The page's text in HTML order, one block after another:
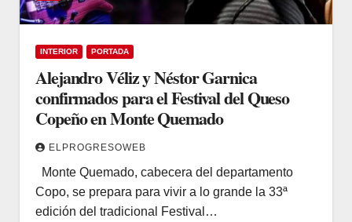
INTERIOR PORTADA
Alejandro Véliz y Néstor Garnica
confirmados para el Festival del Queso
Copeño en Monte Quemado
ELPROGRESOWEB
Monte Quemado, cabecera del departamento
Copo, se prepara para vivir a lo grande la 33ª
edición del tradicional Festival…